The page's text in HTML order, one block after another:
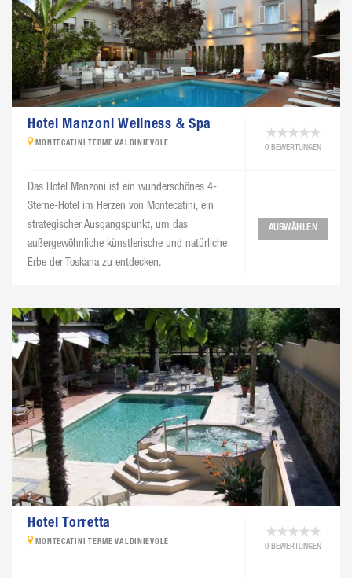
Hotel Manzoni Wellness & Spa
MONTECATINI TERME VALDINIEVOLE 0 BEWERTUNGEN
Das Hotel Manzoni ist ein wunderschönes 4-
Sterne-Hotel im Herzen von Montecatini, ein
strategischer Ausgangspunkt, um das
außergewöhnliche künstlerische und natürliche
Erbe der Toskana zu entdecken.
AUSWÄHLEN
Hotel Torretta
MONTECATINI TERME VALDINIEVOLE 0 BEWERTUNGEN